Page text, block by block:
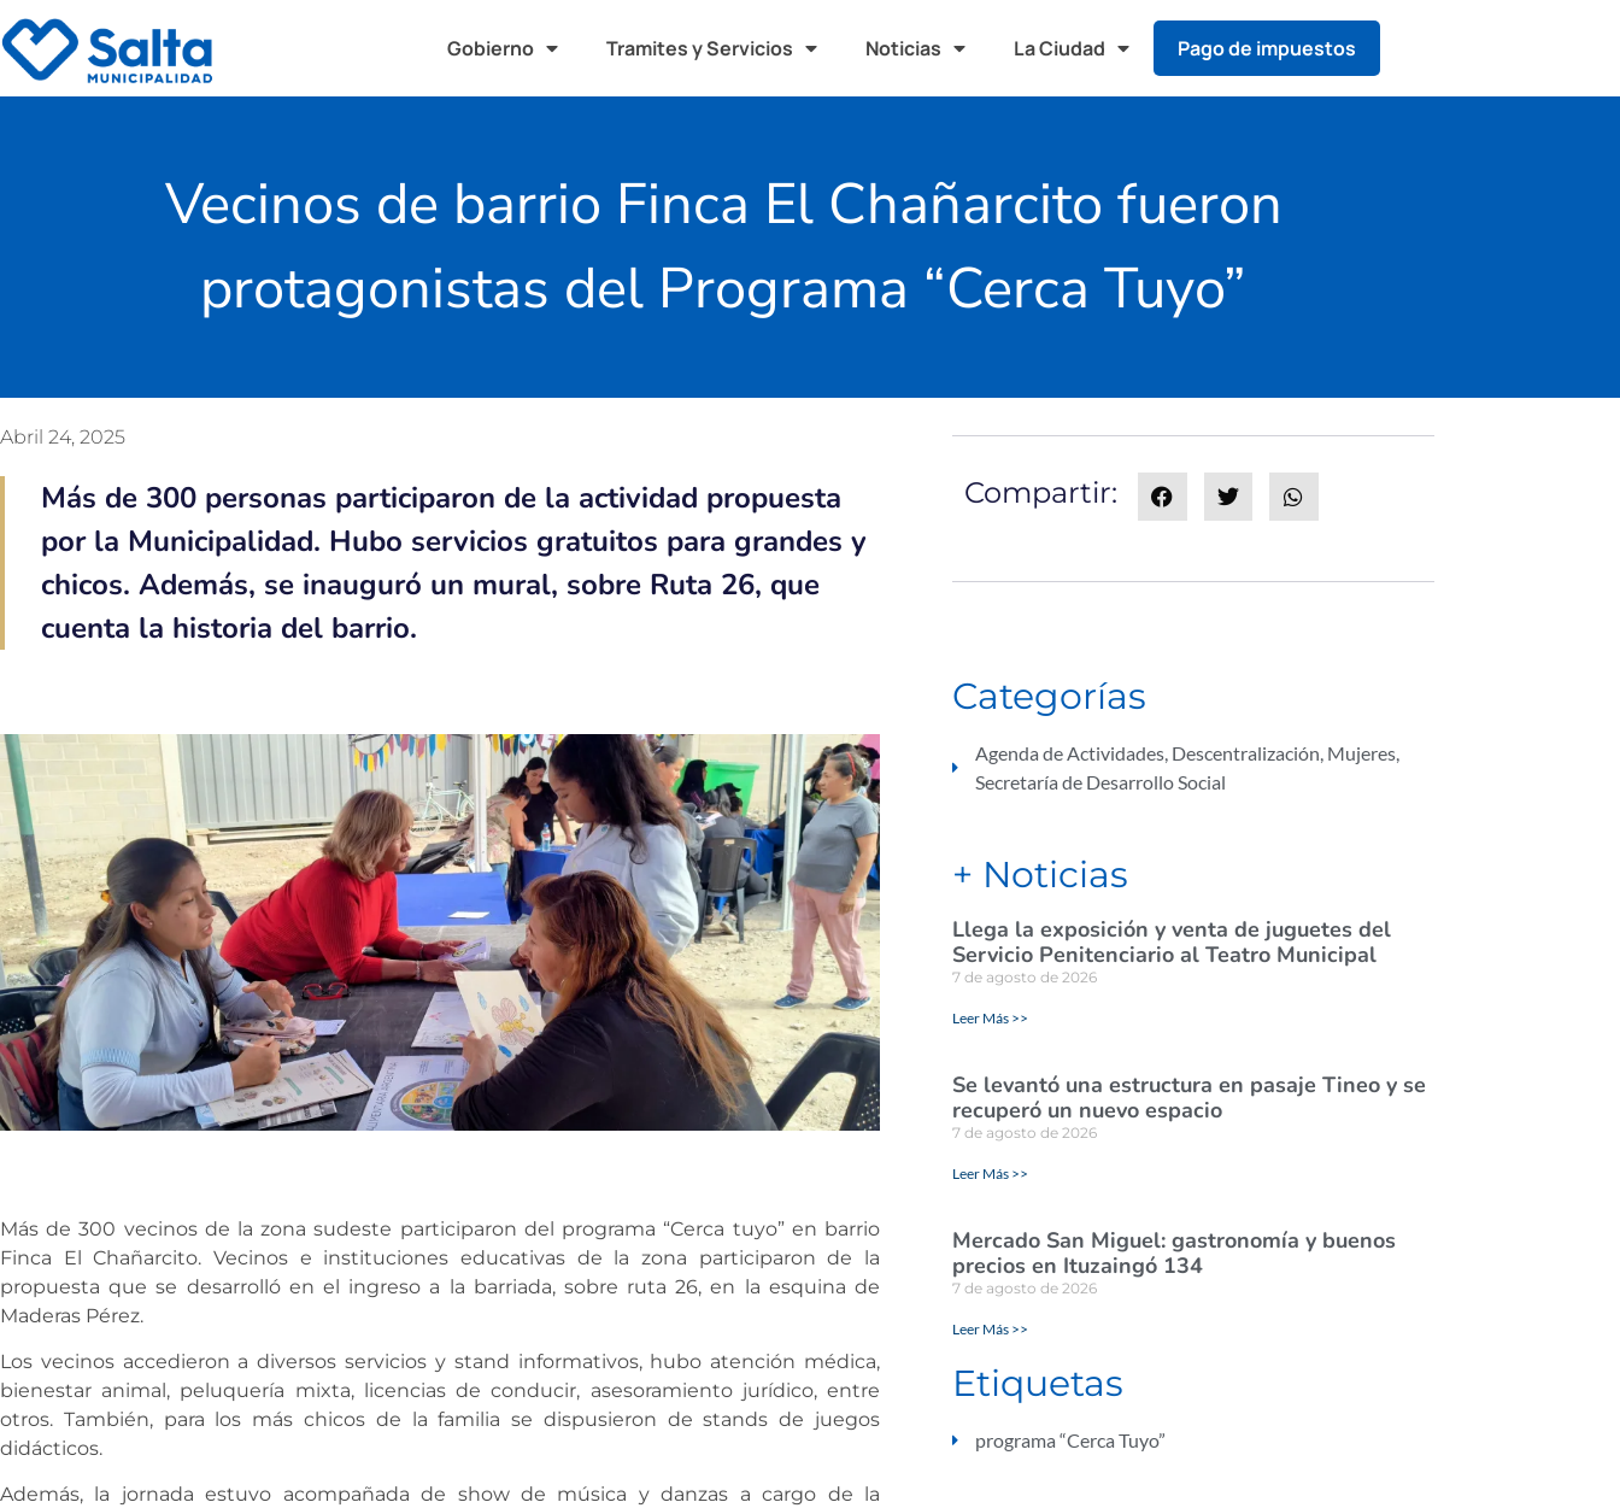
Gobierno Tramites y Servicios Noticias La Ciudad Pago de impuestos
Vecinos de barrio Finca El Chañarcito fueron
protagonistas del Programa “Cerca Tuyo”
Abril 24, 2025
Más de 300 personas participaron de la actividad propuesta
por la Municipalidad. Hubo servicios gratuitos para grandes y
chicos. Además, se inauguró un mural, sobre Ruta 26, que
cuenta la historia del barrio.
Más de 300 vecinos de la zona sudeste participaron del programa “Cerca tuyo” en barrio
Finca El Chañarcito. Vecinos e instituciones educativas de la zona participaron de la
propuesta que se desarrolló en el ingreso a la barriada, sobre ruta 26, en la esquina de
Maderas Pérez.
Los vecinos accedieron a diversos servicios y stand informativos, hubo atención médica,
bienestar animal, peluquería mixta, licencias de conducir, asesoramiento jurídico, entre
otros. También, para los más chicos de la familia se dispusieron de stands de juegos
didácticos.
Además, la jornada estuvo acompañada de show de música y danzas a cargo de la
Compartir:
Categorías
Agenda de Actividades, Descentralización, Mujeres,
Secretaría de Desarrollo Social
+ Noticias
Llega la exposición y venta de juguetes del
Servicio Penitenciario al Teatro Municipal
7 de agosto de 2026
Leer Más >>
Se levantó una estructura en pasaje Tineo y se
recuperó un nuevo espacio
7 de agosto de 2026
Leer Más >>
Mercado San Miguel: gastronomía y buenos
precios en Ituzaingó 134
7 de agosto de 2026
Leer Más >>
Etiquetas
programa “Cerca Tuyo”